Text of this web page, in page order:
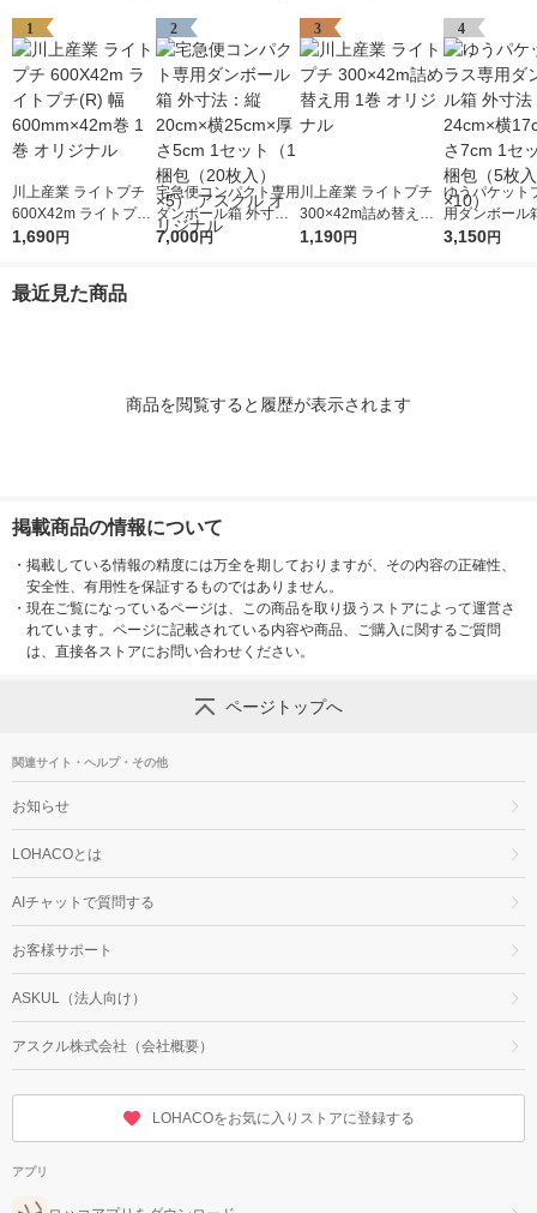
1
川上産業 ライトプチ
600X42m ライトプチ
(R) 幅600mm×42m巻
1,690円
2
宅急便コンパクト専用
ダンボール箱 外寸
法：縦20cm×横25cm
7,000円
3
川上産業 ライトプチ
300×42m詰め替え用
1巻 オリジナル
1,190円
4
ゆうパケット
用ダンボール
法：縦24cm×
3,150円
最近見た商品
商品を閲覧すると履歴が表示されます
掲載商品の情報について
・ 掲載している情報の精度には万全を期しておりますが、その内容の正確性、
安全性、有用性を保証するものではありません。
・ 現在ご覧になっているページは、この商品を取り扱うストアによって運営さ
れています。ページに記載されている内容や商品、ご購入に関するご質問
は、直接各ストアにお問い合わせください。
ページトップへ
関連サイト・ヘルプ・その他
お知らせ
LOHACOとは
AIチャットで質問する
お客様サポート
ASKUL（法人向け）
アスクル株式会社（会社概要）
LOHACOをお気に入りストアに登録する
アプリ